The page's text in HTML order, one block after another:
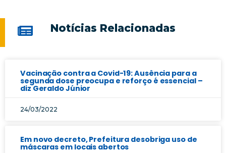
Notícias Relacionadas
Vacinação contra a Covid-19: Ausência para a
segunda dose preocupa e reforço é essencial –
diz Geraldo Júnior
24/03/2022
Em novo decreto, Prefeitura desobriga uso de
máscaras em locais abertos